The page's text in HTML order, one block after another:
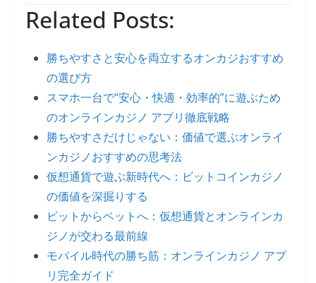
Related Posts:
勝ちやすさと安心を両立するオンカジおすすめ
の選び方
スマホ一台で“安心・快適・効率的”に遊ぶため
のオンラインカジノ アプリ徹底戦略
勝ちやすさだけじゃない：価値で選ぶオンライ
ンカジノおすすめの思考法
仮想通貨で遊ぶ新時代へ：ビットコインカジノ
の価値を深掘りする
ビットからベットへ：仮想通貨とオンラインカ
ジノが交わる最前線
モバイル時代の勝ち筋：オンラインカジノ アプ
リ完全ガイド